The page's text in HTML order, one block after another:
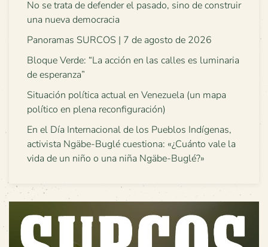
No se trata de defender el pasado, sino de construir
una nueva democracia
Panoramas SURCOS | 7 de agosto de 2026
Bloque Verde: “La acción en las calles es luminaria
de esperanza”
Situación política actual en Venezuela (un mapa
político en plena reconfiguración)
En el Día Internacional de los Pueblos Indígenas,
activista Ngäbe-Buglé cuestiona: «¿Cuánto vale la
vida de un niño o una niña Ngäbe-Buglé?»